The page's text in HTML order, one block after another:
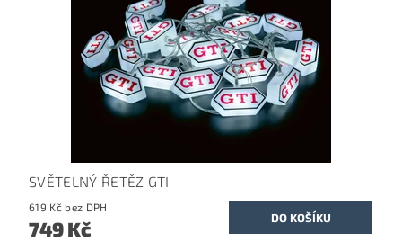
SVĚTELNÝ ŘETĚZ GTI
619 Kč bez DPH
749 Kč